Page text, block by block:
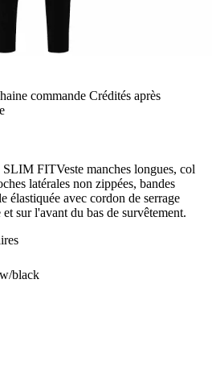
commande Crédités après
FITVeste manches longues, col
latérales non zippées, bandes
élastiquée avec cordon de serrage
sur l'avant du bas de survêtement.
black